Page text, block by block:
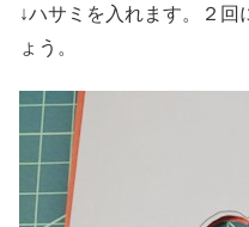
↓ハサミを入れます。２回
ょう。